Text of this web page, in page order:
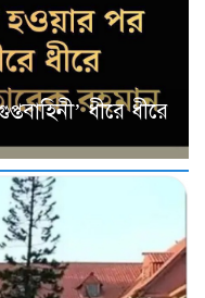
ধীরে ধীরে